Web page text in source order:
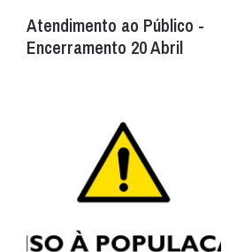
Atendimento ao Público -
Encerramento 20 Abril